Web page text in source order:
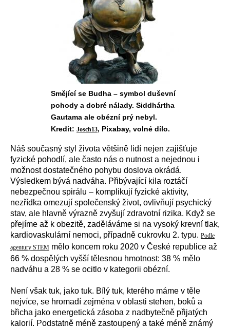
Smějící se Budha – symbol duševní
pohody a dobré nálady. Siddhártha
Gautama ale obézní prý nebyl.
Kredit: Josch13, Pixabay, volné dílo.
Náš současný styl života většině lidí nejen zajišťuje
fyzické pohodlí, ale často nás o nutnost a nejednou i
možnost dostatečného pohybu doslova okrádá.
Výsledkem bývá nadváha. Přibývající kila roztáčí
nebezpečnou spirálu – komplikují fyzické aktivity,
nezřídka omezují společenský život, ovlivňují psychický
stav, ale hlavně výrazně zvyšují zdravotní rizika. Když se
přejíme až k obezitě, zaděláváme si na vysoký krevní tlak,
kardiovaskulární nemoci, případně cukrovku 2. typu. Podle
agentury STEM mělo koncem roku 2020 v České republice až
66 % dospělých vyšší tělesnou hmotnost: 38 % mělo
nadváhu a 28 % se ocitlo v kategorii obézní.
Není však tuk, jako tuk. Bílý tuk, kterého máme v těle
nejvíce, se hromadí zejména v oblasti stehen, boků a
břicha jako energetická zásoba z nadbytečně přijatých
kalorií. Podstatně méně zastoupený a také méně známý